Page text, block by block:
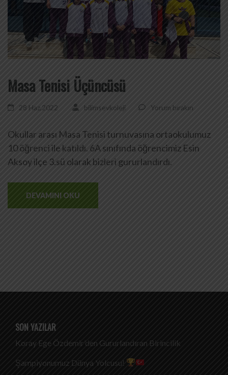
Masa Tenisi Üçüncüsü
28 Haz,2022 bilimsevkoleji Yorum bırakın
Okullar arası Masa Tenisi turnuvasına ortaokulumuz
10 öğrenci ile katıldı. 6A sınıfında öğrencimiz Esin
Aksoy ilçe 3.sü olarak bizleri gururlandırdı.
DEVAMINI OKU
SON YAZILAR
Koray Ege Özdemir’den Gururlandıran Birincilik
Şampiyonumuz Dünya Yolcusu!